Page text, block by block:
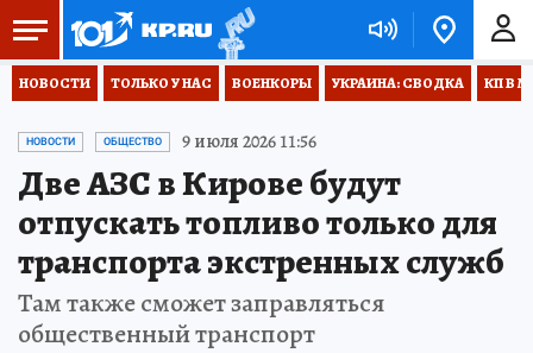
НОВОСТИ ТОЛЬКО У НАС ВОЕНКОРЫ УКРАИНА: СВОДКА КП В
НОВОСТИ ОБЩЕСТВО 9 июля 2026 11:56
Две АЗС в Кирове будут
отпускать топливо только для
транспорта экстренных служб
Там также сможет заправляться
общественный транспорт